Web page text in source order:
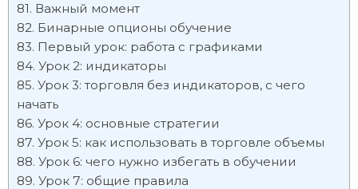
Важный момент
Бинарные опционы обучение
Первый урок: работа с графиками
Урок 2: индикаторы
Урок 3: торговля без индикаторов, с чего
начать
Урок 4: основные стратегии
Урок 5: как использовать в торговле объемы
Урок 6: чего нужно избегать в обучении
Урок 7: общие правила